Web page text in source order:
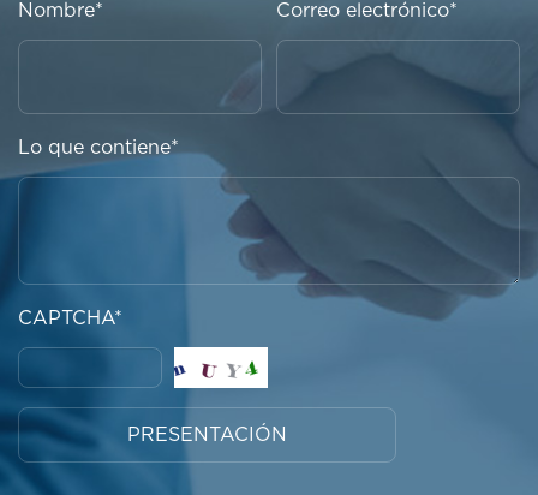
Nombre* Correo electrónico*
Lo que contiene*
CAPTCHA*
PRESENTACIÓN